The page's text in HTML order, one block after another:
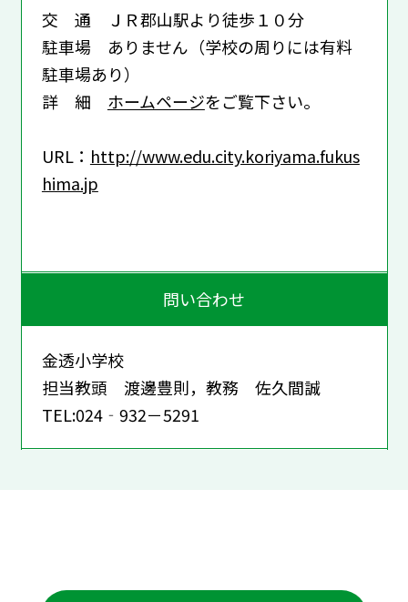
交 通 ＪＲ郡山駅より徒歩１０分
駐車場 ありません（学校の周りには有料
駐車場あり）
詳 細 ホームページをご覧下さい。
URL： http://www.edu.city.koriyama.fukus
hima.jp
問い合わせ
金透小学校
担当教頭 渡邊豊則，教務 佐久間誠
TEL:024‐932－5291